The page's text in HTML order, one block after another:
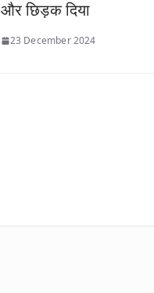
और छिड़क दिया
23 December 2024